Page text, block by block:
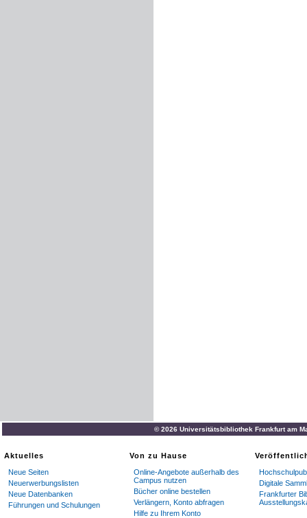
© 2026 Universitätsbibliothek Frankfurt am
Aktuelles
Neue Seiten
Neuerwerbungslisten
Neue Datenbanken
Führungen und Schulungen
Von zu Hause
Online-Angebote außerhalb des
Campus nutzen
Bücher online bestellen
Verlängern, Konto abfragen
Hilfe zu Ihrem Konto
Digitale
Frankfurter